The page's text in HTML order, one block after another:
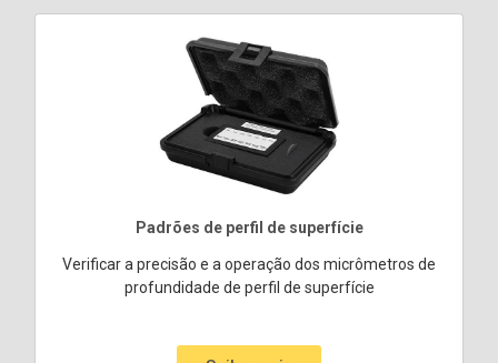
Padrões de perfil de superfície
Verificar a precisão e a operação dos micrômetros de
profundidade de perfil de superfície